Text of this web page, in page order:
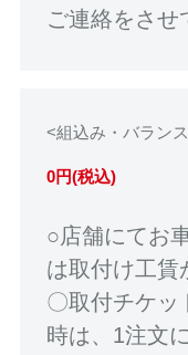
ご連絡をさせ
<組込み・バラン
0円(税込)
○店舗にてお
は取付け工賃
〇取付チケッ
時は、1注文